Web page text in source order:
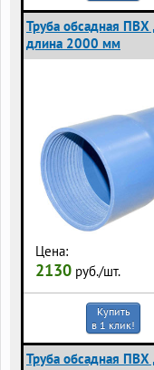
Труба обсадная
длина 2000 мм
Цена:
2130 руб./шт.
Купить
в 1 клик!
Труба обсадная